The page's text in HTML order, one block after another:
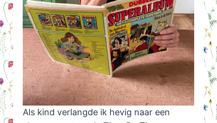
Als kind verlangde ik hevig naar een